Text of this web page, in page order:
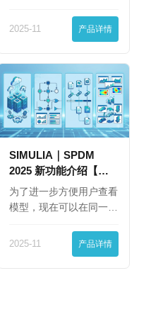
2025-11 产品详情
SIMULIA｜SPDM
2025 新功能介绍【下
篇】
为了进一步方便用户查看
模型，现在可以在同一
2025-11 产品详情